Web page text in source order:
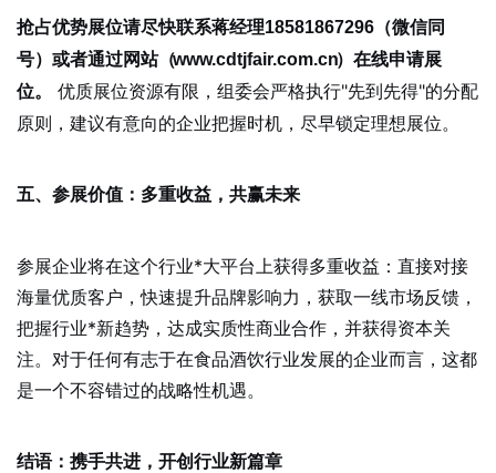
抢占优势展位请尽快联系蒋经理18581867296（微信同
号）或者通过网站（www.cdtjfair.com.cn）在线申请展
位。
优质展位资源有限，组委会严格执行"先到先得"的分配
原则，建议有意向的企业把握时机，尽早锁定理想展位。
五、参展价值：多重收益，共赢未来
参展企业将在这个行业*大平台上获得多重收益：直接对接
海量优质客户，快速提升品牌影响力，获取一线市场反馈，
把握行业*新趋势，达成实质性商业合作，并获得资本关
注。对于任何有志于在食品酒饮行业发展的企业而言，这都
是一个不容错过的战略性机遇。
结语：携手共进，开创行业新篇章